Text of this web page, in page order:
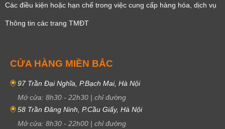
Các điều kiện hoặc hạn chế trong việc cung cấp hàng hóa, dịch vụ
Thông tin các trang TMĐT
CỬA HÀNG MIỀN BẮC
97 Trần Đại Nghĩa, P.Bạch Mai, Hà Nội
Mở cửa: 8h30 - 22h30 | chỉ đường
58 Trần Đăng Ninh, P.Cầu Giấy, Hà Nội
Mở cửa: 8h30 - 22h00 | chỉ đường